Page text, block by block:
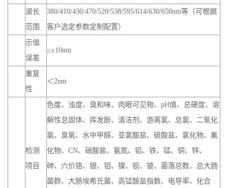
波长
范围
380/410/430/470/520/538/595/614/630/650nm等（可根据
客户选定参数定制配置）
示值
误差
≤±10nm
重复
性
＜2nm
检测
项目
色度、浊度、臭和味、肉眼可见物、pH值、总硬度、溶
解性总固体、挥发酚、清洁剂、游离氯、总氯、二氧化
氯、臭氧、水中甲醛、亚氯酸盐、硫酸盐、氯化物、氟
化物、CN、硝酸盐、氨氮、铝、铁、锰、铜、锌、
砷、六价铬、银、钼、镍、钡、铍、菌落总数、总大肠
菌群、大肠埃希氏菌、高锰酸盐指数、电导率、化合